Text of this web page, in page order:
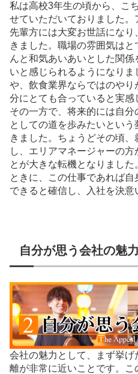
私は高校3年生の頃から、こ
せていただいておりました
先輩方には大変お世話にな
きました。職場の雰囲気は
んと和気あいあいとした関
いと感じられるようになり
や、飲食業界ならではのや
分にとても合っていると実感
その一方で、将来的には自
としての道を歩みたいとい
きました。ちょうどその頃
し、エリアマネージャーの
とが大きな転機となりまし
ときに、この仕事であれば
できると確信し、入社を決意
自分が思う会社の魅力
会社の魅力として、まず挙
離が非常に近いことです。こ